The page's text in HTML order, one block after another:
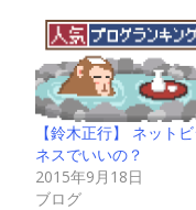
【鈴木正行】 ネット
ネスでいいの？
2015年9月18日
ブログ